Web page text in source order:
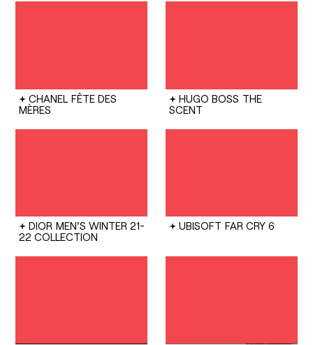
CHANEL FÊTE DES
MÈRES
HUGO BOSS THE
SCENT
DIOR MEN'S WINTER 21-
22 COLLECTION
UBISOFT FAR CRY 6